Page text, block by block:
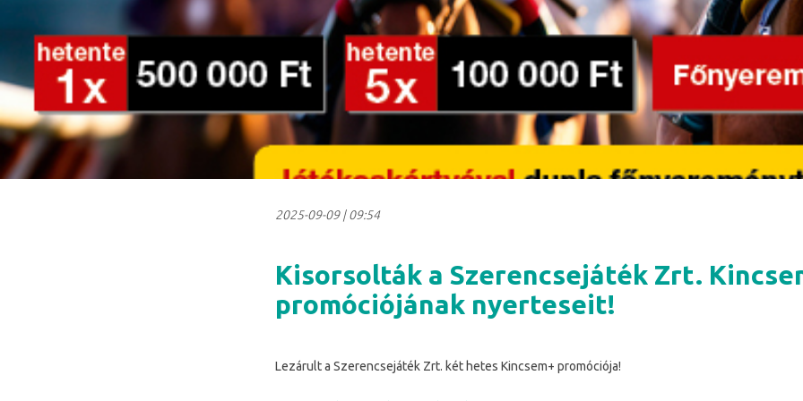
2025-09-09|09:54
Kisorsolták a Szerencsejáték Zrt.
promóciójának nyerteseit!
Lezárult a Szerencsejáték Zrt. két hetes Kincsem+ promóciója!